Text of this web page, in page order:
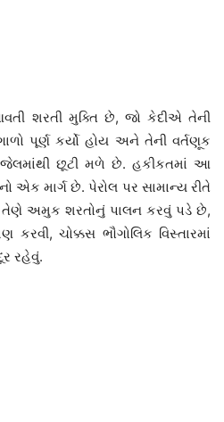
શરતી મુક્તિ છે, જો કેદીએ તેની
પૂર્ણ કર્યો હોય અને તેની વર્તણૂક
જેલમાંથી છૂટી મળે છે. હકીકતમાં આ
એક માર્ગ છે. પેરોલ પર સામાન્ય રીતે
અમુક શરતોનું પાલન કરવું પડે છે,
ચોક્કસ ભૌગોલિક વિસ્તારમાં
રહેવું.